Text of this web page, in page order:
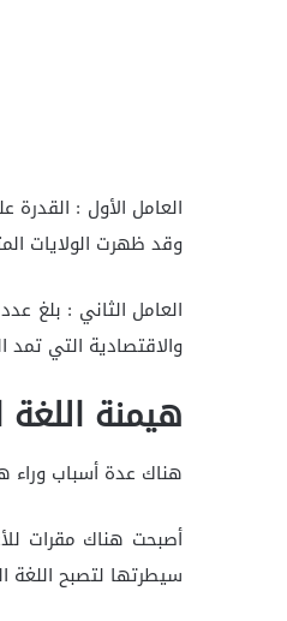
العامل الأول :
وقد ظهرت الولايات
والاقتصادية التي تمد
هيمنة اللغة
هناك عدة أسباب وراء
أصبحت هناك مقرات
سيطرتها لتصبح اللغة